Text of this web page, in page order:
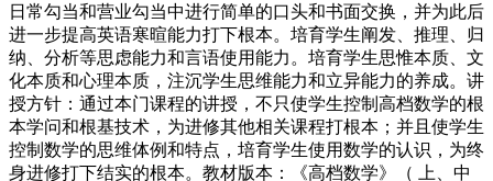
日常勾当和营业勾当中进行简单的口头和书面交换，并为此后
进一步提高英语寒暄能力打下根本。培育学生阐发、推理、归
纳、分析等思虑能力和言语使用能力。培育学生思惟本质、文
化本质和心理本质，注沉学生思维能力和立异能力的养成。讲
授方针：通过本门课程的讲授，不只使学生控制高档数学的根
本学问和根基技术，为进修其他相关课程打根本；并且使学生
控制数学的思维体例和特点，培育学生使用数学的认识，为终
身进修打下结实的根本。教材版本：《高档数学》（ 上、中